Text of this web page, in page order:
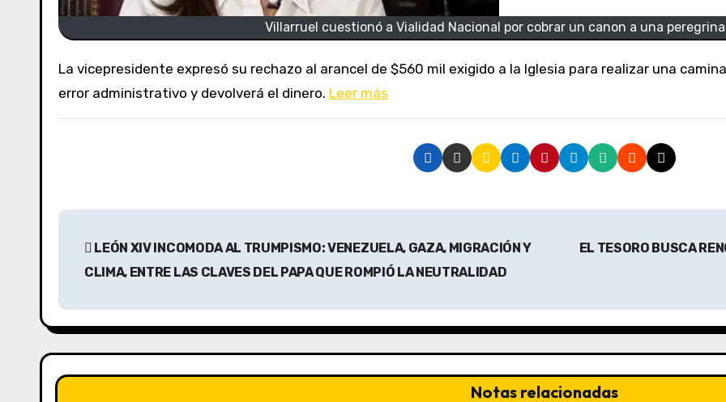
Villarruel cuestionó a Vialidad Nacional por cobrar un canon a una
La vicepresidente expresó su rechazo al arancel de $560 mil exigido a la Iglesia para realizar una caminata religiosa en la Ruta 12. Vialidad admitió un
error administrativo y devolverá el dinero. Leer más
N
e
g
a
LEÓN XIV INCOMODA AL TRUMPISMO: VENEZUELA, GAZA, MIGRACIÓN Y
CLIMA, ENTRE LAS CLAVES DEL PAPA QUE ROMPIÓ LA NEUTRALIDAD
EL TESORO BUSCA
Notas relacionadas